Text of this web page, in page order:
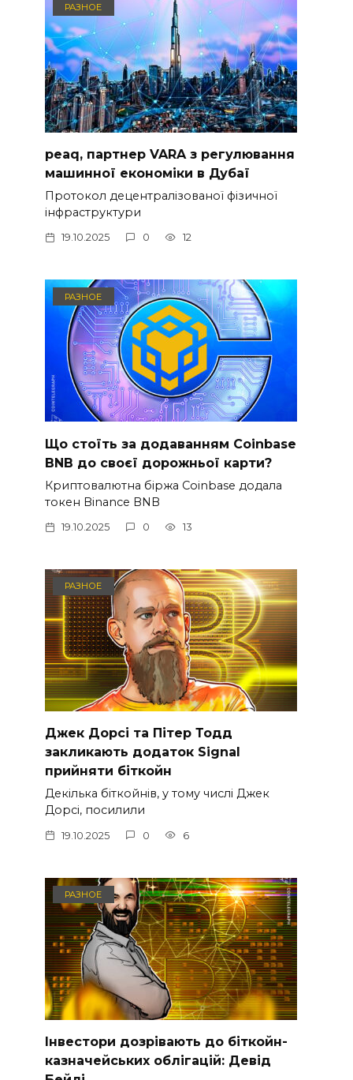
РАЗНОЕ
peaq, партнер VARA з регулювання
машинної економіки в Дубаї
Протокол децентралізованої фізичної
інфраструктури
19.10.2025 0 12
РАЗНОЕ
Що стоїть за додаванням Coinbase
BNB до своєї дорожньої карти?
Криптовалютна біржа Coinbase додала
токен Binance BNB
19.10.2025 0 13
РАЗНОЕ
Джек Дорсі та Пітер Тодд
закликають додаток Signal
прийняти біткойн
Декілька біткойнів, у тому числі Джек
Дорсі, посилили
19.10.2025 0 6
РАЗНОЕ
Інвестори дозрівають до біткойн-
казначейських облігацій: Девід